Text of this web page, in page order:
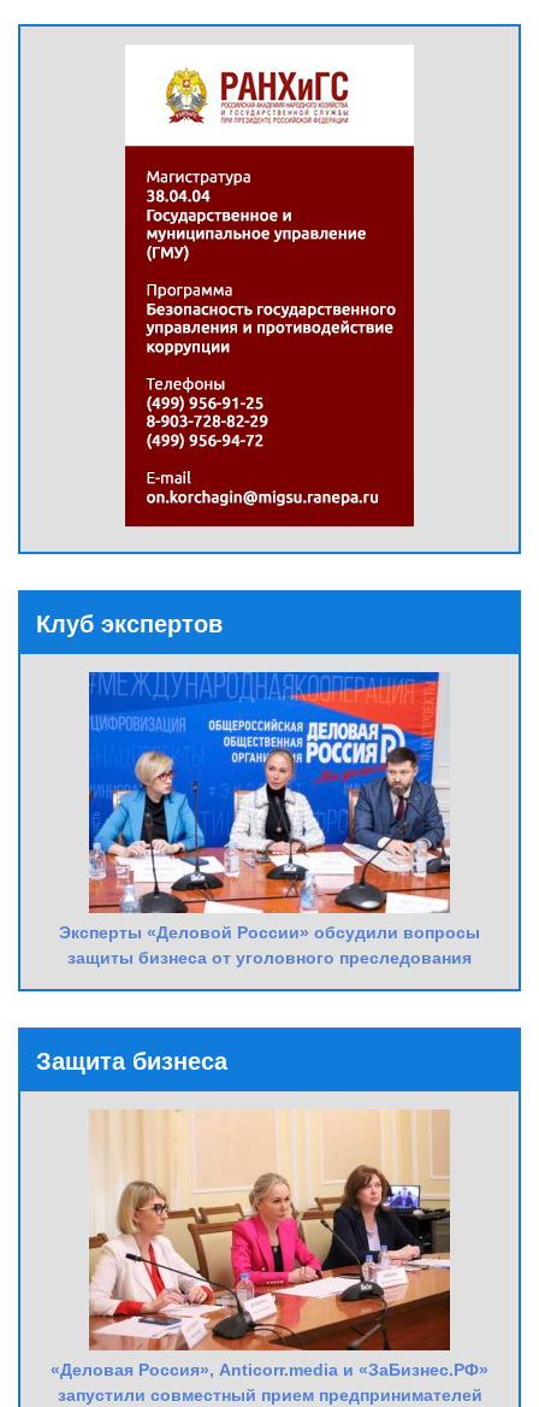
Клуб экспертов
Эксперты «Деловой России» обсудили вопросы
защиты бизнеса от уголовного преследования
Защита бизнеса
«Деловая Россия», Anticorr.media и «ЗаБизнес.РФ»
запустили совместный прием предпринимателей